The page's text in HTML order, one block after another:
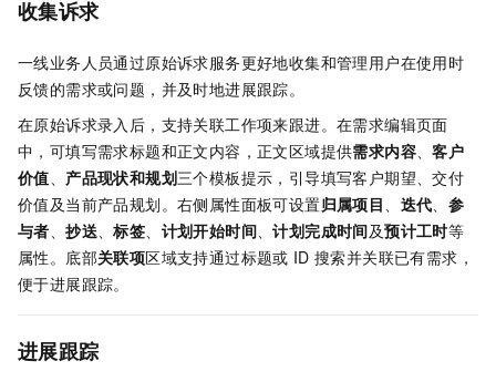
收集诉求
一线业务人员通过原始诉求服务更好地收集和管理用户在使用时
反馈的需求或问题，并及时地进展跟踪。
在原始诉求录入后，支持关联工作项来跟进。在需求编辑页面
中，可填写需求标题和正文内容，正文区域提供需求内容、客户
价值、 产品现状和规划三个模板提示，引导填写客户期望、交付
价值及当前产品规划。右侧属性面板可设置归属项目、 迭代、 参
与者、抄送、标签、 计划开始时间、计划完成时间及预计工时等
属性。底部关联项区域支持通过标题或 ID 搜索并关联已有需求，
便于进展跟踪。
进展跟踪